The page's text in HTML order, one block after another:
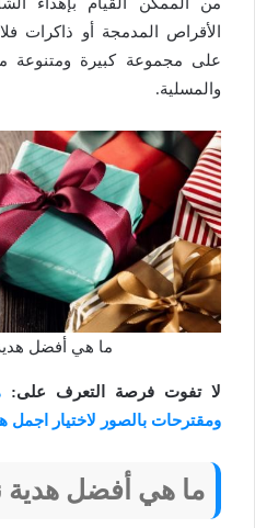
من الممكن القيام بإهداء
على مجموعة كبيرة ومتنوعة من
والمسلية.
ما هي أفضل
لا تفوت فرصة التعرف على:
ومقترحات بالصور لاختيار اجمل
ما هي أفضل هدية